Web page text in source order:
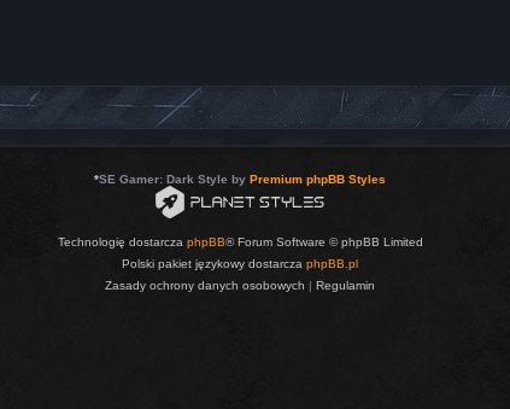
*SE Gamer: Dark Style by Premium phpBB Styles
Technologię dostarcza phpBB® Forum Software © phpBB Limited
Polski pakiet językowy dostarcza phpBB.pl
Zasady ochrony danych osobowych | Regulamin